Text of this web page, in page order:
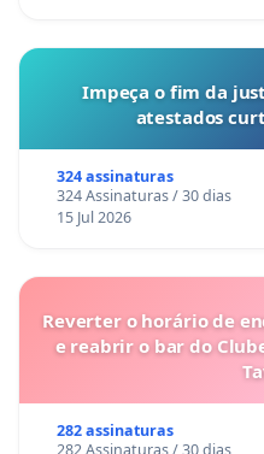
Impeça o fim da
atestados
324 assinaturas
324 Assinaturas / 30 dias
15 Jul 2026
Reverter o horário de
e reabrir o bar do
282 assinaturas
282 Assinaturas / 30 dias